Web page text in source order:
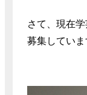
さて、現在
募集していま